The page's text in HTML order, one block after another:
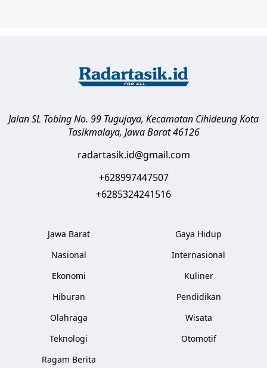
Jalan SL Tobing No. 99 Tugujaya, Kecamatan CihideungKota
Tasikmalaya, Jawa Barat 46126
radartasik.id@gmail.com
+628997447507
+6285324241516
Jawa Barat
Nasional
Ekonomi
Hiburan
Olahraga
Teknologi
Ragam Berita
Gaya Hidup
Internasional
Kuliner
Pendidikan
Wisata
Otomotif